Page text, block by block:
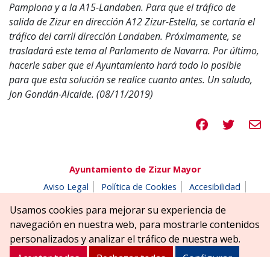
Pamplona y a la A15-Landaben. Para que el tráfico de
salida de Zizur en dirección A12 Zizur-Estella, se cortaría el
tráfico del carril dirección Landaben. Próximamente, se
trasladará este tema al Parlamento de Navarra. Por último,
hacerle saber que el Ayuntamiento hará todo lo posible
para que esta solución se realice cuanto antes. Un saludo,
Jon Gondán-Alcalde. (08/11/2019)
Compartir en
Ayuntamiento de Zizur Mayor
Aviso Legal
Política de Cookies
Accesibilidad
Parque Erreniega parkea, s/n | 31180 Zizur Mayor-Zizur
Nagusia (NAVARRA-NAFARROA)
Tel. 948 181900
ayuntamiento@zizurmayor.es
Usamos cookies para mejorar su experiencia de
navegación en nuestra web, para mostrarle contenidos
personalizados y analizar el tráfico de nuestra web.